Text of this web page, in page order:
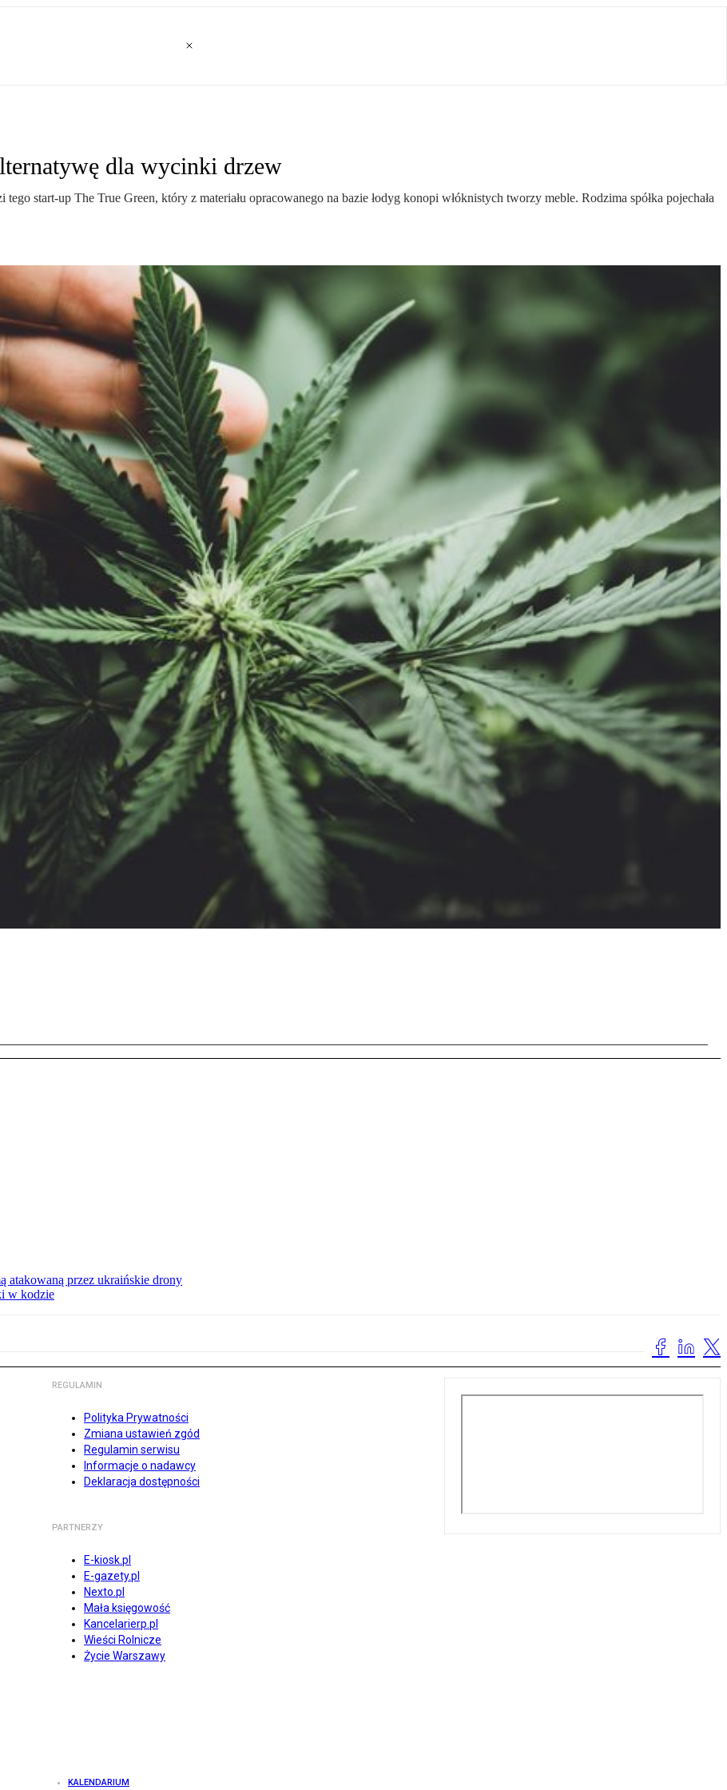
dla wycinki drzew
start-up The True Green, który z materiału opracowanego na bazie łodyg konopi włóknistych tworzy meble. Rodzima spółka pojechała
atakowaną przez ukraińskie drony
w kodzie
REGULAMIN
Polityka Prywatności
Zmiana ustawień zgód
Regulamin serwisu
Informacje o nadawcy
Deklaracja dostępności
PARTNERZY
E-kiosk.pl
E-gazety.pl
Nexto.pl
Mała księgowość
Kancelarierp.pl
Wieści Rolnicze
Życie Warszawy
KALENDARIUM